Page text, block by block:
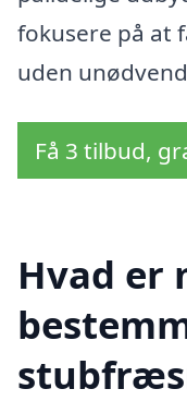
fokusere på at
uden
Få 3 tilbud,
Hvad er